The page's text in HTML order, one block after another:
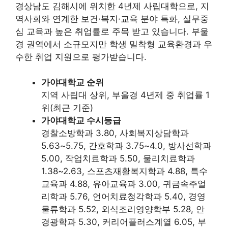
경상남도 김해시에 위치한 4년제 사립대학으로, 지
역사회와 연계한 보건·복지·교육 분야 특화, 실무중
심 교육과 높은 취업률로 주목 받고 있습니다. 부울
경 권역에서 소규모지만 학생 밀착형 교육환경과 우
수한 취업 지원으로 평가받습니다.
가야대학교 순위
지역 사립대 상위, 부울경 4년제 중 취업률 1
위(최근 기준)
가야대학교 수시등급
경찰소방학과 3.80, 사회복지상담학과
5.63~5.75, 간호학과 3.75~4.0, 방사선학과
5.00, 작업치료학과 5.50, 물리치료학과
1.38~2.63, 스포츠재활복지학과 4.88, 특수
교육과 4.88, 유아교육과 3.00, 귀금속주얼
리학과 5.76, 언어치료청각학과 5.40, 경영
물류학과 5.52, 외식조리영양학부 5.28, 안
경광학과 5.30, 커리어플러스계열 6.05, 부